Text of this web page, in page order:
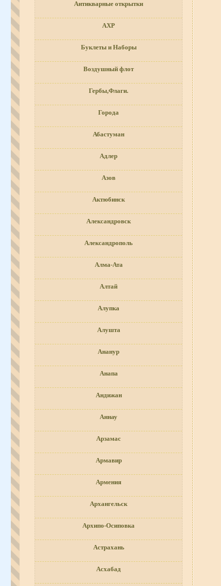
Антикварные открытки
АХР
Буклеты и Наборы
Воздушный флот
Гербы,Флаги.
Города
Абастуман
Адлер
Азов
Актюбинск
Александровск
Александрополь
Алма-Ата
Алтай
Алупка
Алушта
Ананур
Анапа
Андижан
Аннау
Арзамас
Армавир
Армения
Архангельск
Архипо-Осиповка
Астрахань
Асхабад